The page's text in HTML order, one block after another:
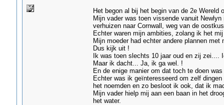
Het begon al bij het begin van de 2e Wereld
Mijn vader was toen vissende vanuit
verhuizen naar Cornwall, weg van de
Echter waren mijn ambities, zolang ik het
Mijn moeder had echter andere plannen
Dus kijk uit !
Ik was toen slechts 10 jaar oud en zij
Maar ik dacht... Ja, ik ga wel. !
En de enige manier om dat toch te doen
Echter was ik geïnteresseerd om zelf
het noemden en zo besloot ik ook, dat ik
Mijn vader hielp mij aan een baan in het
het water.